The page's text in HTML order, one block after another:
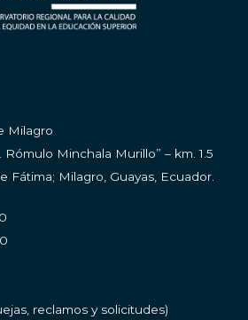
Milagro
Rómulo Minchala Murillo” – km. 1.5
Fátima; Milagro, Guayas, Ecuador.
reclamos y solicitudes)